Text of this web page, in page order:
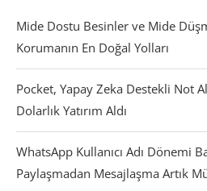
Mide Dostu Besinler ve Mide
Korumanın En Doğal Yolları
Pocket, Yapay Zeka Destekli Not
Dolarlık Yatırım Aldı
WhatsApp Kullanıcı Adı Dönemi
Paylaşmadan Mesajlaşma Artık